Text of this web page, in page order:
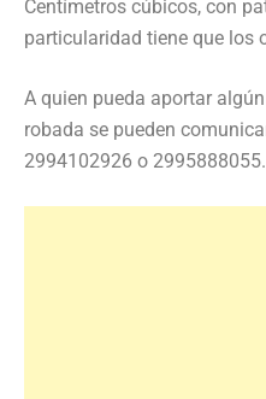
Centímetros cúbicos, con
particularidad tiene que los
A quien pueda aportar
robada se pueden
2994102926 o 2995888055.